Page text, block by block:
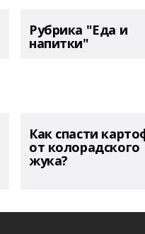
Рубрика "Еда и
напитки"
Как спасти
от колорадского
жука?